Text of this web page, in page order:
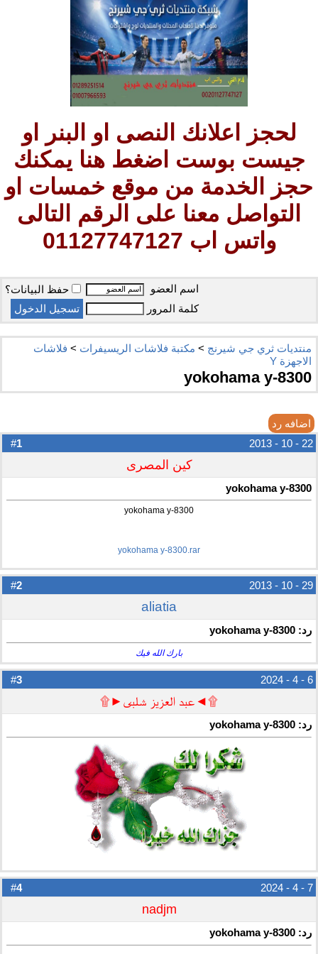
لحجز اعلانك النصى او البنر او
جيست بوست اضغط هنا يمكنك
حجز الخدمة من موقع خمسات او
التواصل معنا على الرقم التالى
واتس اب 01127747127
اسم العضو
حفظ البيانات؟
كلمة المرور
منتديات ثري جي شيرنج > مكتبة فلاشات الريسيفرات > فلاشات
الاجهزة Y
yokohama y-8300
اضافه رد
1 22 - 10 - 2013
كين المصرى
yokohama y-8300
yokohama y-8300
yokohama y-8300.rar
2 29 - 10 - 2013
aliatia
رد: yokohama y-8300
بارك الله فيك
3 6 - 4 - 2024
۩◄عبد العزيز شلبى►۩
رد: yokohama y-8300
#
4 7 - 4 - 2024
nadjm
رد: yokohama y-8300